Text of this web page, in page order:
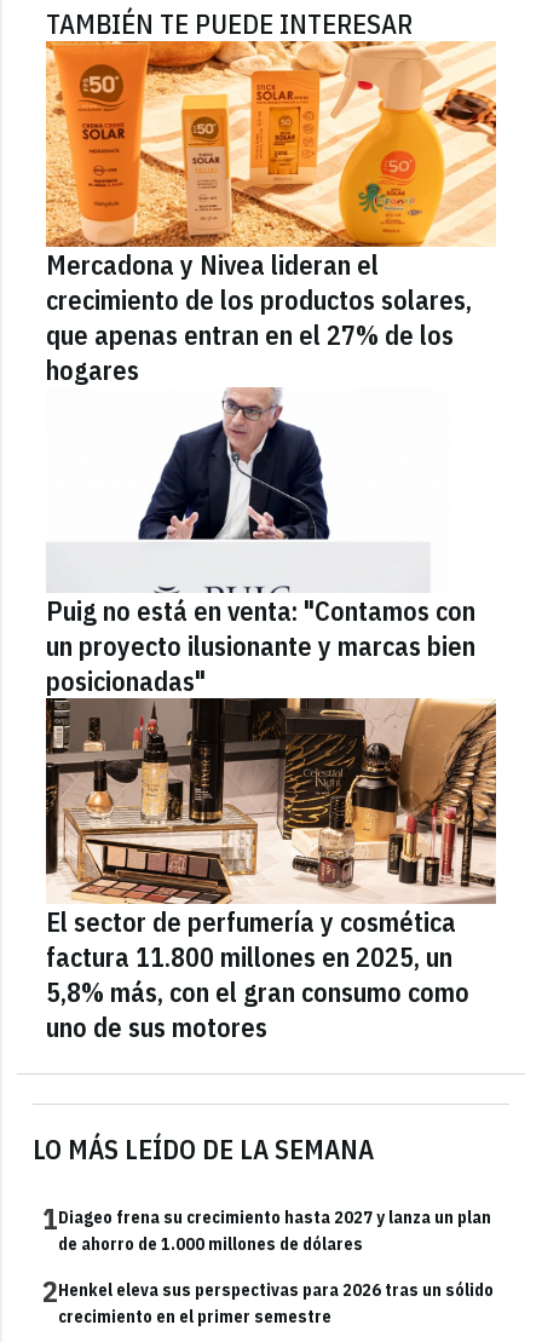
LO MÁS LEÍDO DE LA SEMANA
1Diageo frena su crecimiento hasta 2027 y lanza un plan
de ahorro de 1.000 millones de dólares
2Henkel eleva sus perspectivas para 2026 tras un sólido
crecimiento en el primer semestre
TAMBIÉN TE PUEDE INTERESAR
Mercadona y Nivea lideran el
crecimiento de los productos solares,
que apenas entran en el 27% de los
hogares
Puig no está en venta: "Contamos con
un proyecto ilusionante y marcas bien
posicionadas"
El sector de perfumería y cosmética
factura 11.800 millones en 2025, un
5,8% más, con el gran consumo como
uno de sus motores